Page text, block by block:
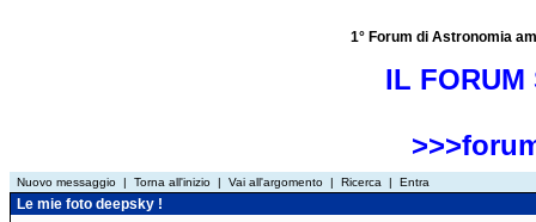
1° Forum di Astronomia
IL FORUM
Nuovo messaggio | Torna all'inizio | Vai all'argomento | Ricerca | Entra
Le mie foto deepsky !